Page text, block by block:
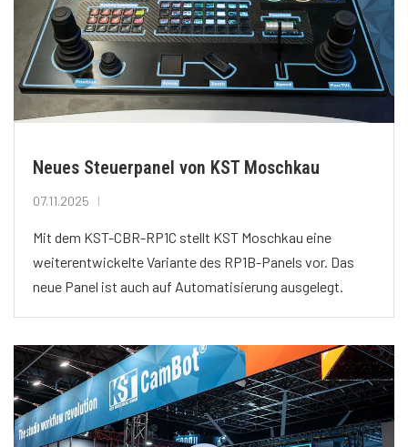
Neues Steuerpanel von KST Moschkau
07.11.2025
Mit dem KST-CBR-RP1C stellt KST Moschkau eine
weiterentwickelte Variante des RP1B-Panels vor. Das
neue Panel ist auch auf Automatisierung ausgelegt.